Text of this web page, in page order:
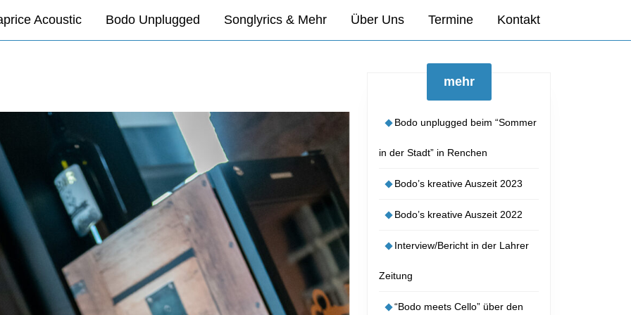
Acoustic Bodo Unplugged Songlyrics & Mehr Über Uns Termine Kontakt
mehr
Bodo unplugged beim “Sommer
in der Stadt” in Renchen
Bodo’s kreative Auszeit 2023
Bodo’s kreative Auszeit 2022
Interview/Bericht in der Lahrer
Zeitung
“Bodo meets Cello” über den